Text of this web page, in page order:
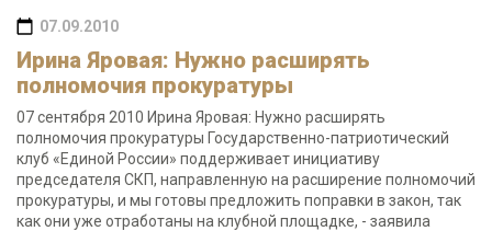
07.09.2010
Ирина Яровая: Нужно расширять
полномочия прокуратуры
07 сентября 2010 Ирина Яровая: Нужно расширять
полномочия прокуратуры Государственно-патриотический
клуб «Единой России» поддерживает инициативу
председателя СКП, направленную на расширение полномочий
прокуратуры, и мы готовы предложить поправки в закон, так
как они уже отработаны на клубной площадке, - заявила